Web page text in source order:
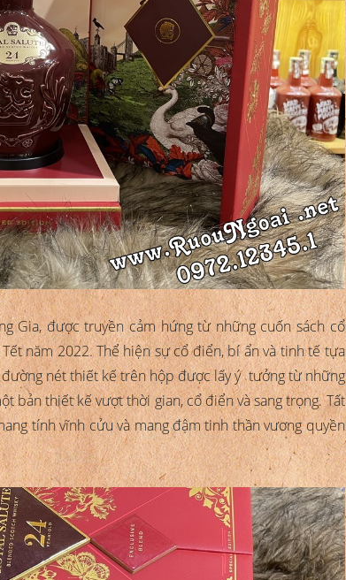
Gia, được truyền cảm hứng từ những cuốn sách cổ
năm 2022. Thể hiện sự cổ điển, bí ẩn và tinh tế tựa
nét thiết kế trên hộp được lấy ý tưởng từ những
bản thiết kế vượt thời gian, cổ điển và sang trọng. Tất
tính vĩnh cửu và mang đậm tinh thần vương quyền